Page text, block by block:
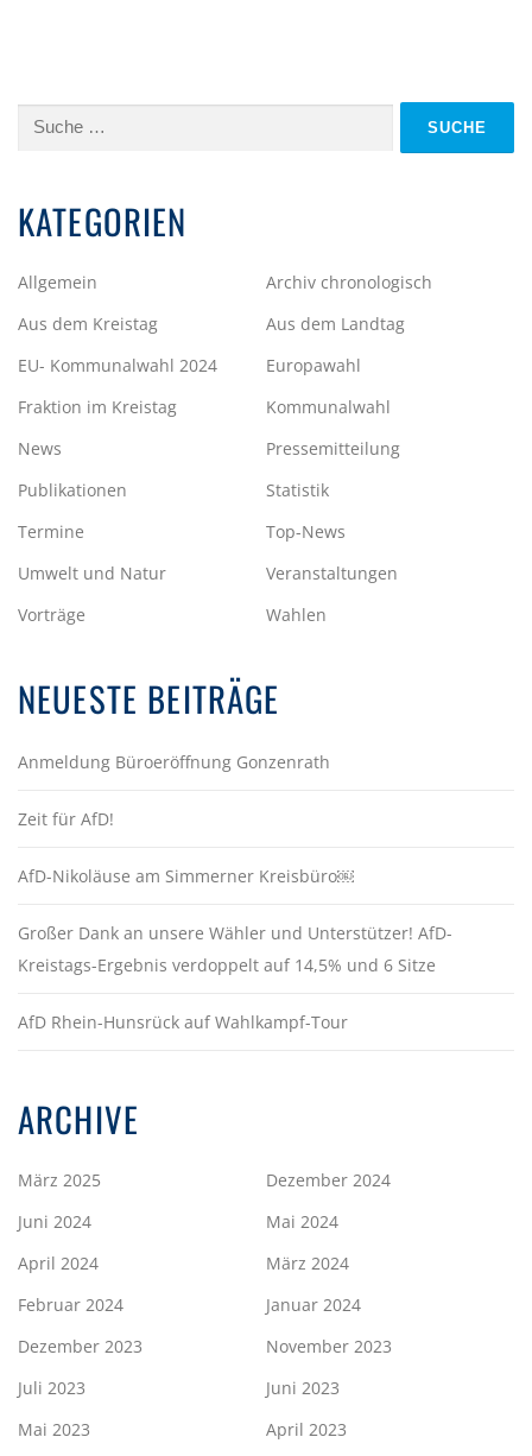
Suche
KATEGORIEN
Allgemein
Archiv chronologisch
Aus dem Kreistag
Aus dem Landtag
EU- Kommunalwahl 2024
Europawahl
Fraktion im Kreistag
Kommunalwahl
News
Pressemitteilung
Publikationen
Statistik
Termine
Top-News
Umwelt und Natur
Veranstaltungen
Vorträge
Wahlen
NEUESTE BEITRÄGE
Anmeldung Büroeröffnung Gonzenrath
Zeit für AfD!
AfD-Nikoläuse am Simmerner Kreisbüro￼
Großer Dank an unsere Wähler und Unterstützer! AfD-
Kreistags-Ergebnis verdoppelt auf 14,5% und 6 Sitze
AfD Rhein-Hunsrück auf Wahlkampf-Tour
ARCHIVE
März 2025
Dezember 2024
Juni 2024
Mai 2024
April 2024
März 2024
Februar 2024
Januar 2024
Dezember 2023
November 2023
Juli 2023
Juni 2023
Mai 2023
April 2023